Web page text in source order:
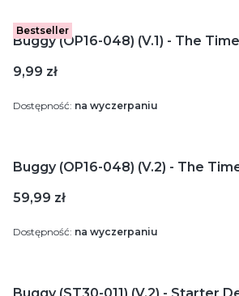
Bestseller
Buggy (OP16-048) (V.1) - The
Cena
9,99 zł
Dostępność: na wyczerpaniu
Buggy (OP16-048) (V.2) - The
Cena
59,99 zł
Dostępność: na wyczerpaniu